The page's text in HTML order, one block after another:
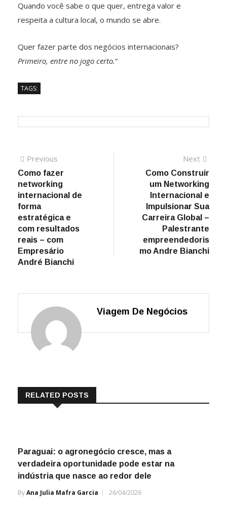
Quando você sabe o que quer, entrega valor e
respeita a cultura local, o mundo se abre.
Quer fazer parte dos negócios internacionais?
Primeiro, entre no jogo certo.“
TAGS:
Previous
Como fazer
networking
internacional de
forma
estratégica e
com resultados
reais – com
Empresário
André Bianchi
Next
Como Construir
um Networking
Internacional e
Impulsionar Sua
Carreira Global –
Palestrante
empreendedoris
mo Andre Bianchi
Viagem De Negócios
RELATED POSTS
Paraguai: o agronegócio cresce, mas a
verdadeira oportunidade pode estar na
indústria que nasce ao redor dele
ByAna Julia Mafra Garcia 26/04/2026